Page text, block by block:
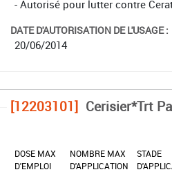
- Autorisé pour lutter contre
DATE D'AUTORISATION DE L'USAGE :
20/06/2014
[12203101] Cerisier*Trt
DOSE MAX
D'EMPLOI
NOMBRE MAX
D'APPLICATION
STADE